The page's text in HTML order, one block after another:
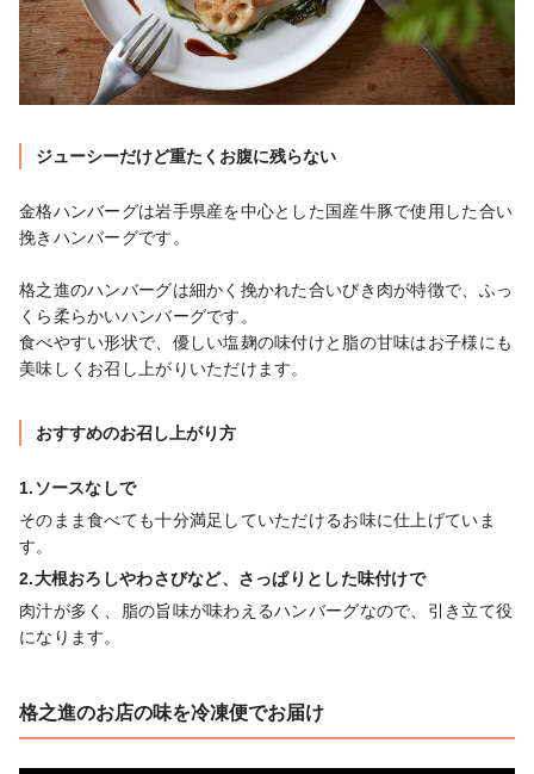
ジューシーだけど重たくお腹に残らない
金格ハンバーグは岩手県産を中心とした国産牛豚で使用した合い
挽きハンバーグです。
格之進のハンバーグは細かく挽かれた合いびき肉が特徴で、ふっ
くら柔らかいハンバーグです。
食べやすい形状で、優しい塩麹の味付けと脂の甘味はお子様にも
美味しくお召し上がりいただけます。
おすすめのお召し上がり方
1.ソースなしで
そのまま食べても十分満足していただけるお味に仕上げていま
す。
2.大根おろしやわさびなど、さっぱりとした味付けで
肉汁が多く、脂の旨味が味わえるハンバーグなので、引き立て役
になります。
格之進のお店の味を冷凍便でお届け